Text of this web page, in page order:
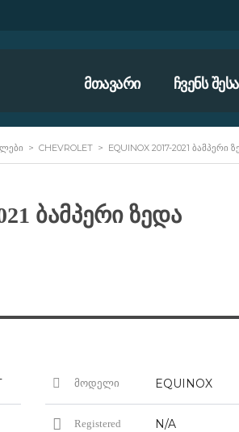
ᲛᲗᲐᲕᲐᲠᲘ ᲩᲕᲔᲜᲡ
> CHEVROLET > EQUINOX 2017-2021 ᲑᲐᲛᲞᲔᲠᲘ
ბამპერი ზედა
მოდელი EQUINOX
Registered N/A